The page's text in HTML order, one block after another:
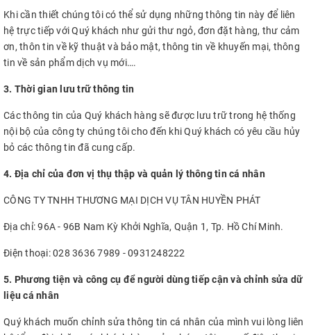
Khi cần thiết chúng tôi có thể sử dụng những thông tin này để liên
hệ trực tiếp với Quý khách như gửi thư ngỏ, đơn đặt hàng, thư cảm
ơn, thôn tin về kỹ thuật và bảo mật, thông tin về khuyến mại, thông
tin về sản phẩm dịch vụ mới….
3. Thời gian lưu trữ thông tin
Các thông tin của Quý khách hàng sẽ được lưu trữ trong hệ thống
nội bộ của công ty chúng tôi cho đến khi Quý khách có yêu cầu hủy
bỏ các thông tin đã cung cấp.
4. Địa chỉ của đơn vị thụ thập và quản lý thông tin cá nhân
CÔNG TY TNHH THƯƠNG MẠI DỊCH VỤ TÂN HUYỀN PHÁT
Địa chỉ: 96A - 96B Nam Kỳ Khởi Nghĩa, Quận 1, Tp. Hồ Chí Minh.
Điện thoại: 028 3636 7989 - 0931248222
5. Phương tiện và công cụ để người dùng tiếp cận và chỉnh sửa dữ
liệu cá nhân
Quý khách muốn chỉnh sửa thông tin cá nhân của mình vui lòng liên